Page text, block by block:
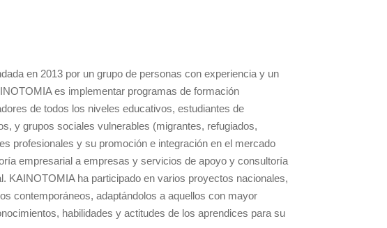
en 2013 por un grupo de personas con experiencia y un
es implementar programas de formación
de todos los niveles educativos, estudiantes de
y grupos sociales vulnerables (migrantes, refugiados,
profesionales y su promoción e integración en el mercado
empresarial a empresas y servicios de apoyo y consultoría
KAINOTOMIA ha participado en varios proyectos nacionales,
contemporáneos, adaptándolos a aquellos con mayor
habilidades y actitudes de los aprendices para su